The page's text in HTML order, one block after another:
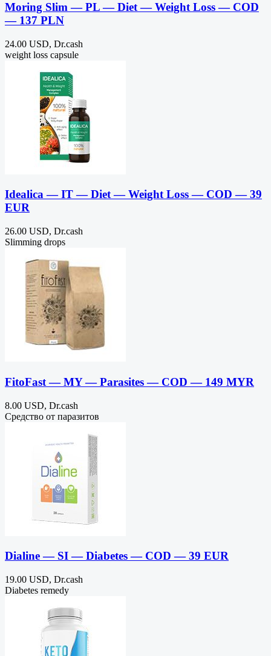
Moring Slim — PL — Diet — Weight Loss — COD
— 137 PLN
24.00 USD, Dr.cash
weight loss capsule
Idealica — IT — Diet — Weight Loss — COD — 39
EUR
26.00 USD, Dr.cash
Slimming drops
FitoFast — MY — Parasites — COD — 149 MYR
8.00 USD, Dr.cash
Средство от паразитов
Dialine — SI — Diabetes — COD — 39 EUR
19.00 USD, Dr.cash
Diabetes remedy